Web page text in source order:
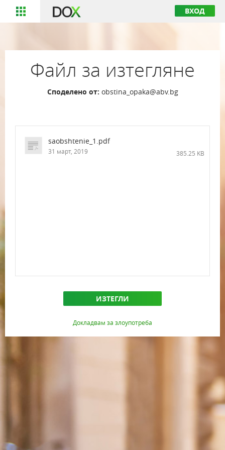
ВХОД
Файл за изтегляне
Споделено от: obstina_opaka@abv.bg
saobshtenie_1.pdf
31 март, 2019 385.25 KB
ИЗТЕГЛИ
Докладвам за злоупотреба